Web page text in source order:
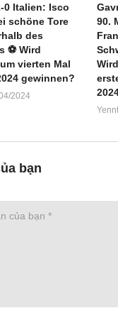
und
nicht, sich dem
uns gemeinsam auf die
der Euro 2024
Momente von
0 Italien: Isco
schöne Tore
des
⚽️ Wird
vierten Mal
gewinnen?
2024
90.
Yennt
bạn